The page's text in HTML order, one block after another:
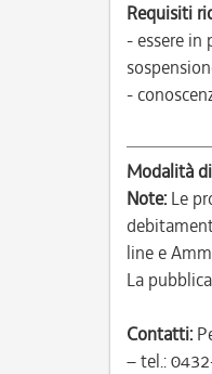
Requisiti
- essere in
-
Modalità
Note: Le
line e
La
Contatti:
– tel.: